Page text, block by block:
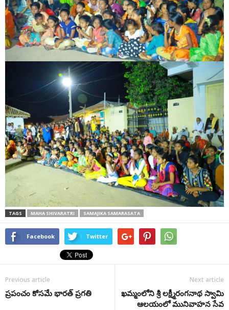
TAGS MAHA SHIVARATRI SAMAJIKA SAMARASATA
Facebook Twitter
Previous article
ప్రపంచం కోసమే భారత్ ప్రగతి
Next article
ఖమ్మంలోని శ్రీ లక్ష్మీరంగనాథ స్వామి
ఆలయంలో మునివాహన సేవ